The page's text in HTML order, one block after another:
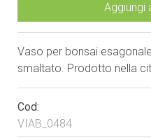
Aggiungi
Vaso per bonsai
smaltato. Prodotto nella
Cod:
VIAB_0484